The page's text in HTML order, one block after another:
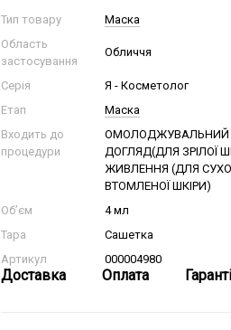
Тип товару
Маска
Область
застосування
Обличчя
Серія
Я - Косметолог
Етап
Маска
Входить до
процедури
ОМОЛОДЖУВАЛЬНИЙ
ДОГЛЯД(ДЛЯ ЗРІЛОЇ
ЖИВЛЕННЯ (ДЛЯ
ВТОМЛЕНОЇ ШКІРИ)
Об’єм
4 мл
Тара
Сашетка
Артикул
000004980
Доставка Оплата